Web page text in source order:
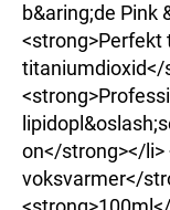
b&aring;de Pink
<strong>Perfekt
titaniumdioxid</
on</strong></li>
voksvarmer</